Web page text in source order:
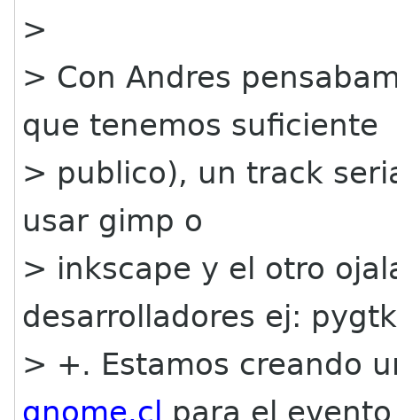
>
> Con Andres
que tenemos suficiente
> publico), un track
usar gimp o
> inkscape y el otro
desarrolladores ej:
> +. Estamos creando
gnome.cl
para el